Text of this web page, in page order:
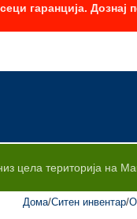
цела територија на
Дома Ситен инвентар
гаранција. Дознај